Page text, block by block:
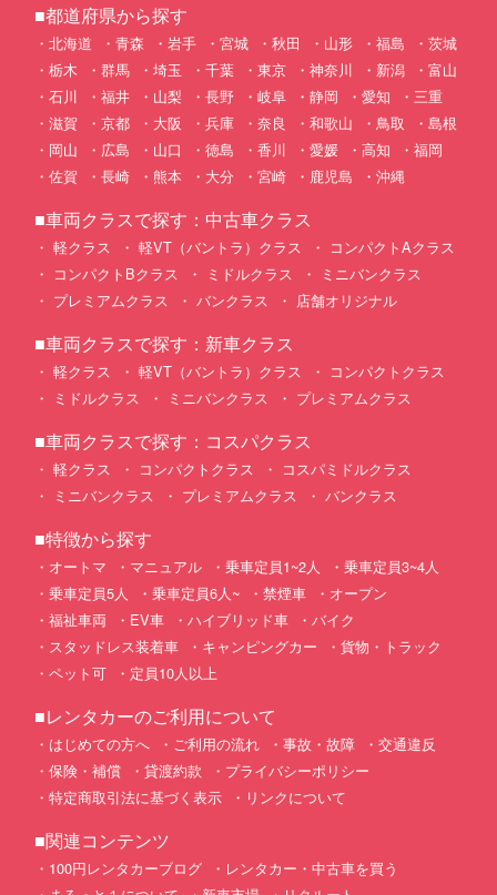
■都道府県から探す
北海道 青森 岩手 宮城 秋田 山形 福島
茨城
栃木
群馬 埼玉 千葉 東京 神奈川 新潟
富山
石川
福井 山梨 長野 岐阜 静岡 愛知
三重
滋賀
京都 大阪 兵庫 奈良 和歌山 鳥取
島根
岡山
広島 山口 徳島 香川 愛媛 高知
福岡
佐賀
長崎 熊本 大分 宮崎 鹿児島 沖縄
■車両クラスで探す：中古車クラス
軽クラス 軽VT（バントラ）クラス
コンパクトAクラス
コンパクトBクラス
ミドルクラス
ミニバンクラス
プレミアムクラス
バンクラス 店舗オリジナル
■車両クラスで探す：新車クラス
軽クラス 軽VT（バントラ）クラス
コンパクトクラス
ミドルクラス
ミニバンクラス プレミアムクラス
■車両クラスで探す：コスパクラス
軽クラス コンパクトクラス
コスパミドルクラス
ミニバンクラス
プレミアムクラス バンクラス
■特徴から探す
オートマ マニュアル 乗車定員1~2人
乗車定員3~4人
乗車定員5人
乗車定員6人~ 禁煙車
オープン
福祉車両
EV車 ハイブリッド車
バイク
スタッドレス装着車
キャンピングカー
貨物・トラック
ペット可
定員10人以上
■レンタカーのご利用について
はじめての方へ ご利用の流れ 事故・故障
交通違反
保険・補償
貸渡約款
プライバシーポリシー
特定商取引法に基づく表示
リンクについて
■関連コンテンツ
100円レンタカーブログ
レンタカー・中古車を買う